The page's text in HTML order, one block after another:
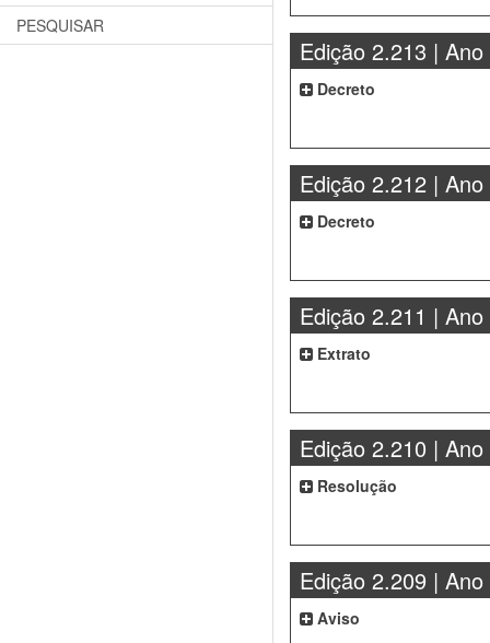
PESQUISAR
Edição 2.213 | Ano
Decreto
Edição 2.212 | Ano
Decreto
Edição 2.211 | Ano
Extrato
Edição 2.210 | Ano
Resolução
Edição 2.209 | Ano
Aviso